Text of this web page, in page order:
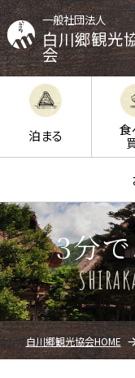
一般社団法人
白川郷観光
会
泊まる
食
3分
白川郷観光協会HOME